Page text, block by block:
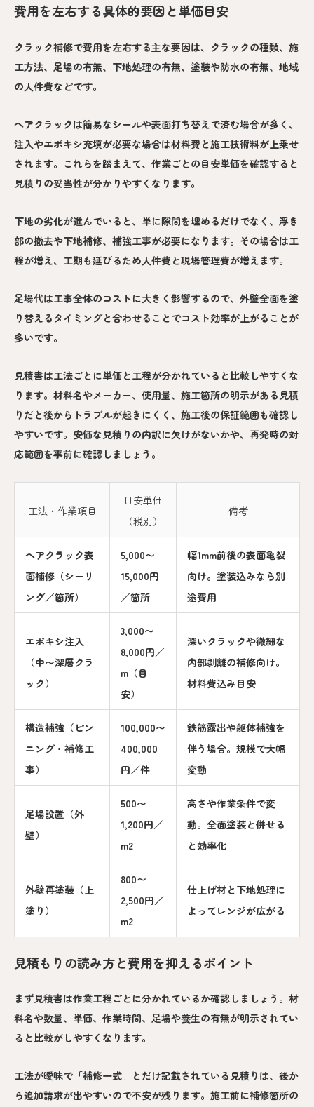
費用を左右する具体的要因と単価目安
クラック補修で費用を左右する主な要因は、クラックの種類、施
工方法、足場の有無、下地処理の有無、塗装や防水の有無、地域
の人件費などです。
ヘアクラックは簡易なシールや表面打ち替えで済む場合が多く、
注入やエポキシ充填が必要な場合は材料費と施工技術料が上乗せ
されます。これらを踏まえて、作業ごとの目安単価を確認すると
見積りの妥当性が分かりやすくなります。
下地の劣化が進んでいると、単に隙間を埋めるだけでなく、浮き
部の撤去や下地補修、補強工事が必要になります。その場合は工
程が増え、工期も延びるため人件費と現場管理費が増えます。
足場代は工事全体のコストに大きく影響するので、外壁全面を塗
り替えるタイミングと合わせることでコスト効率が上がることが
多いです。
見積書は工法ごとに単価と工程が分かれていると比較しやすくな
ります。材料名やメーカー、使用量、施工箇所の明示がある見積
りだと後からトラブルが起きにくく、施工後の保証範囲も確認し
やすいです。安価な見積りの内訳に欠けがないかや、再発時の対
応範囲を事前に確認しましょう。
工法・作業項目
目安単価
（税別）
備考
ヘアクラック表
面補修（シーリ
ング／箇所）
5,000〜
15,000円
／箇所
幅1mm前後の表面亀裂
向け。塗装込みなら別
途費用
エポキシ注入
（中〜深層クラ
ック）
3,000〜
8,000円／
m（目
安）
深いクラックや微細な
内部剥離の補修向け。
材料費込み目安
構造補強（ピン
ニング・補修工
事）
100,000〜
400,000
円／件
鉄筋露出や躯体補強を
伴う場合。規模で大幅
変動
足場設置（外
壁）
500〜
1,200円／
m2
高さや作業条件で変
動。全面塗装と併せる
と効率化
外壁再塗装（上
塗り）
800〜
2,500円／
m2
仕上げ材と下地処理に
よってレンジが広がる
見積もりの読み方と費用を抑えるポイント
まず見積書は作業工程ごとに分かれているか確認しましょう。材
料名や数量、単価、作業時間、足場や養生の有無が明示されてい
ると比較がしやすくなります。
工法が曖昧で「補修一式」とだけ記載されている見積りは、後か
ら追加請求が出やすいので不安が残ります。施工前に補修箇所の